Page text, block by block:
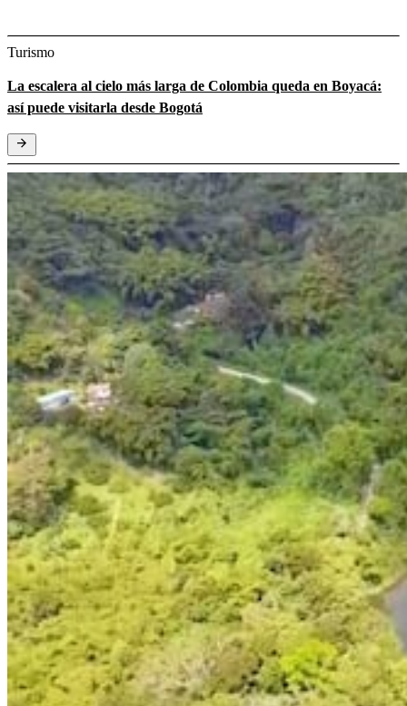
Turismo
La escalera al cielo más larga de Colombia queda en Boyacá:
así puede visitarla desde Bogotá